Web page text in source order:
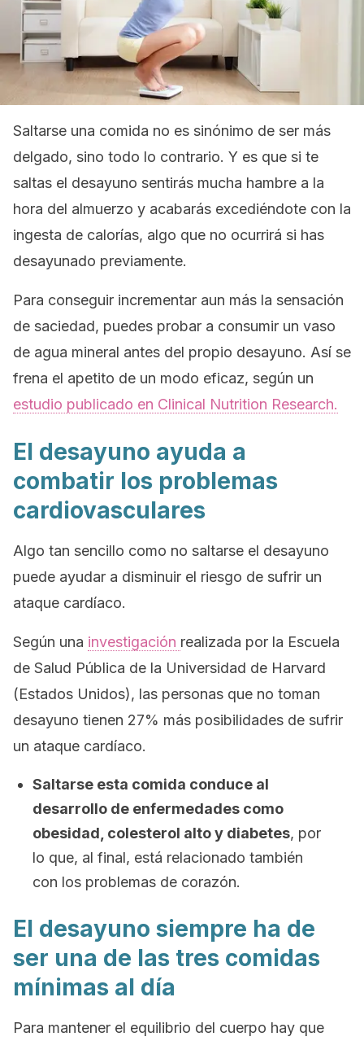
Saltarse una comida no es sinónimo de ser más
delgado, sino todo lo contrario. Y es que si te
saltas el desayuno sentirás mucha hambre a la
hora del almuerzo y acabarás excediéndote con la
ingesta de calorías, algo que no ocurrirá si has
desayunado previamente.
Para conseguir incrementar aun más la sensación
de saciedad, puedes probar a consumir un vaso
de agua mineral antes del propio desayuno. Así se
frena el apetito de un modo eficaz, según un
estudio publicado en Clinical Nutrition Research.
El desayuno ayuda a
combatir los problemas
cardiovasculares
Algo tan sencillo como no saltarse el desayuno
puede ayudar a disminuir el riesgo de sufrir un
ataque cardíaco.
Según una investigación realizada por la Escuela
de Salud Pública de la Universidad de Harvard
(Estados Unidos), las personas que no toman
desayuno tienen 27% más posibilidades de sufrir
un ataque cardíaco.
Saltarse esta comida conduce al
desarrollo de enfermedades como
obesidad, colesterol alto y diabetes, por
lo que, al final, está relacionado también
con los problemas de corazón.
El desayuno siempre ha de
ser una de las tres comidas
mínimas al día
Para mantener el equilibrio del cuerpo hay que